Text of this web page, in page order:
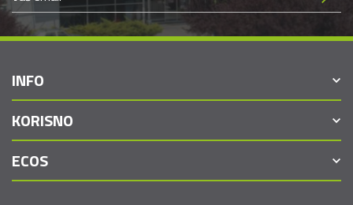
INFO
KORISNO
ECOS